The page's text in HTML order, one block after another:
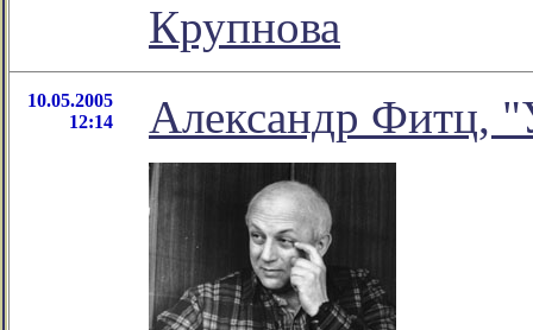
Крупнова
10.05.2005
12:14
Александр